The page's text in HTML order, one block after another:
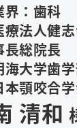
界：歯科
療法人健
長総院長
海大学歯
本顎咬合
清和